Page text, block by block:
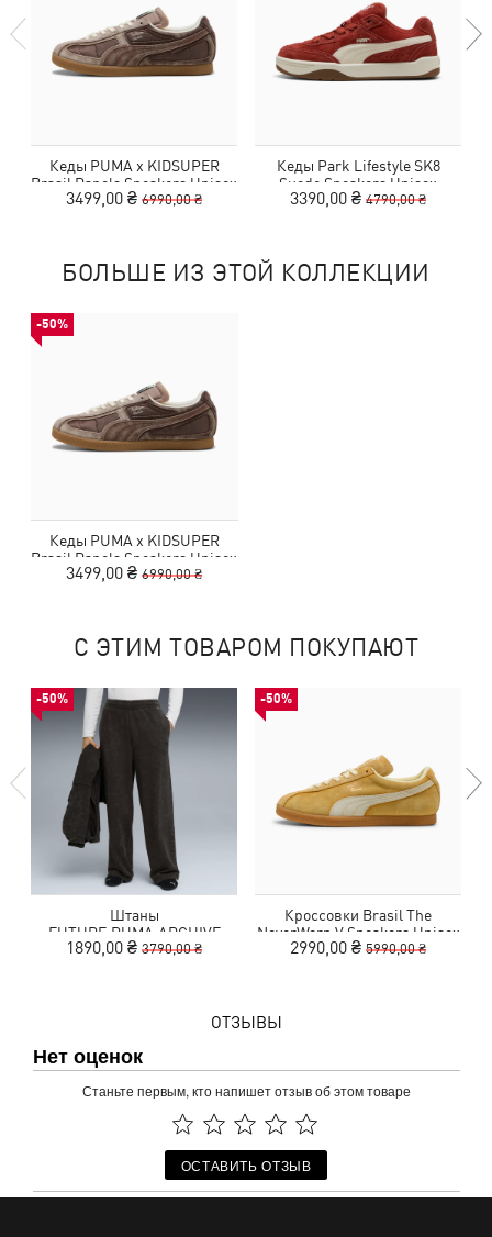
Кеды PUMA x KIDSUPER
Brasil Panels Sneakers Unisex
3499,00 ₴ 6990,00 ₴
Кеды Park Lifestyle SK8
Suede Sneakers Unisex
3390,00 ₴ 4790,00 ₴
БОЛЬШЕ ИЗ ЭТОЙ КОЛЛЕКЦИИ
-50%
Кеды PUMA x KIDSUPER
Brasil Panels Sneakers Unisex
3499,00 ₴6990,00 ₴
С ЭТИМ ТОВАРОМ ПОКУПАЮТ
-50%
Штаны
FUTURE.PUMA.ARCHIVE
Wide Washed Sweatpants
1890,00 ₴ 3790,00 ₴
-50%
Кроссовки Brasil The
NeverWorn V Sneakers Unisex
2990,00 ₴ 5990,00 ₴
ОТЗЫВЫ
Нет оценок
Станьте первым, кто напишет отзыв об этом товаре
ОСТАВИТЬ ОТЗЫВ